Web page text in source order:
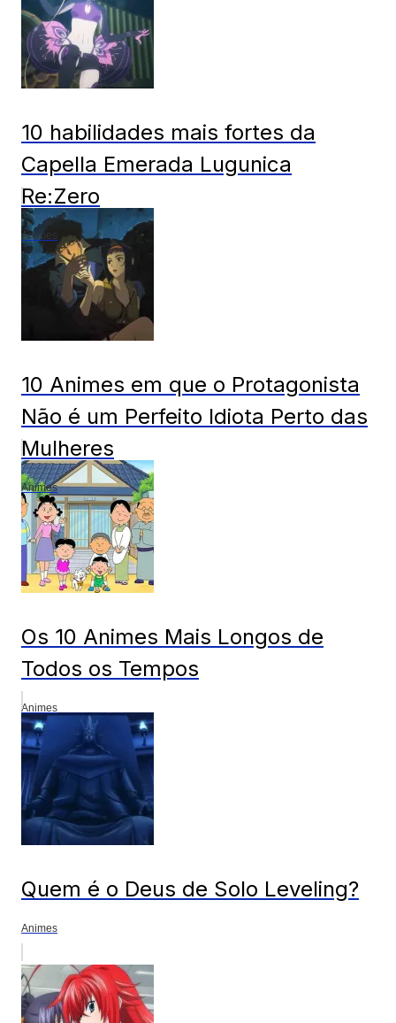
10 habilidades mais fortes da
Capella Emerada Lugunica
Re:Zero
Animes
10 Animes em que o Protagonista
Não é um Perfeito Idiota Perto das
Mulheres
Animes
Os 10 Animes Mais Longos de
Todos os Tempos
Animes
Quem é o Deus de Solo Leveling?
Animes